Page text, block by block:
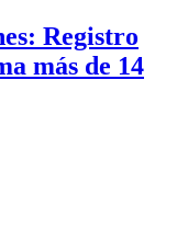
Registro
más de 14